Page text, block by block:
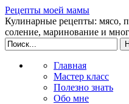
Рецепты моей мамы
Кулинарные рецепты: мясо,
соление, маринование и
Главная
Мастер класс
Полезно знать
Обо мне